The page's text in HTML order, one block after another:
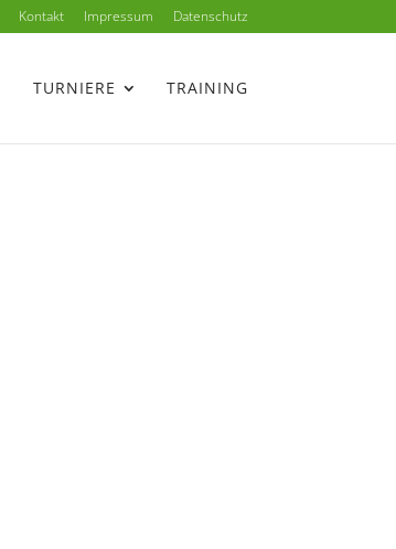
Kontakt Impressum Datenschutz
TURNIERE TRAINING